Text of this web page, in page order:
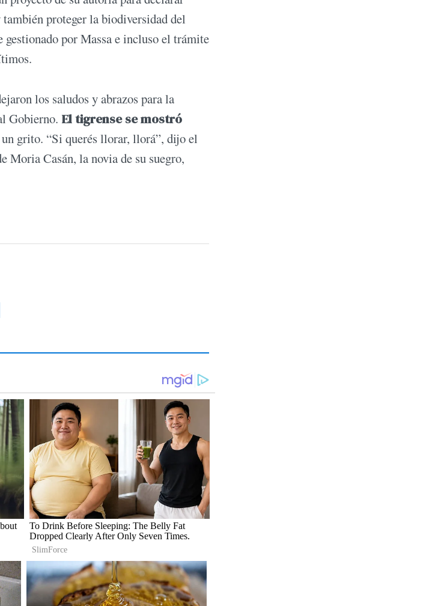
proteger la biodiversidad del
por Massa e incluso el trámite
los saludos y abrazos para la
Gobierno. El tigrense se mostró
grito. “Si querés llorar, llorá”, dijo el
Moria Casán, la novia de su suegro,